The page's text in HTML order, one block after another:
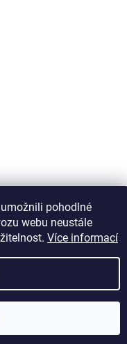
pohodlné
webu neustále
Více informací
práva vyhrazena.